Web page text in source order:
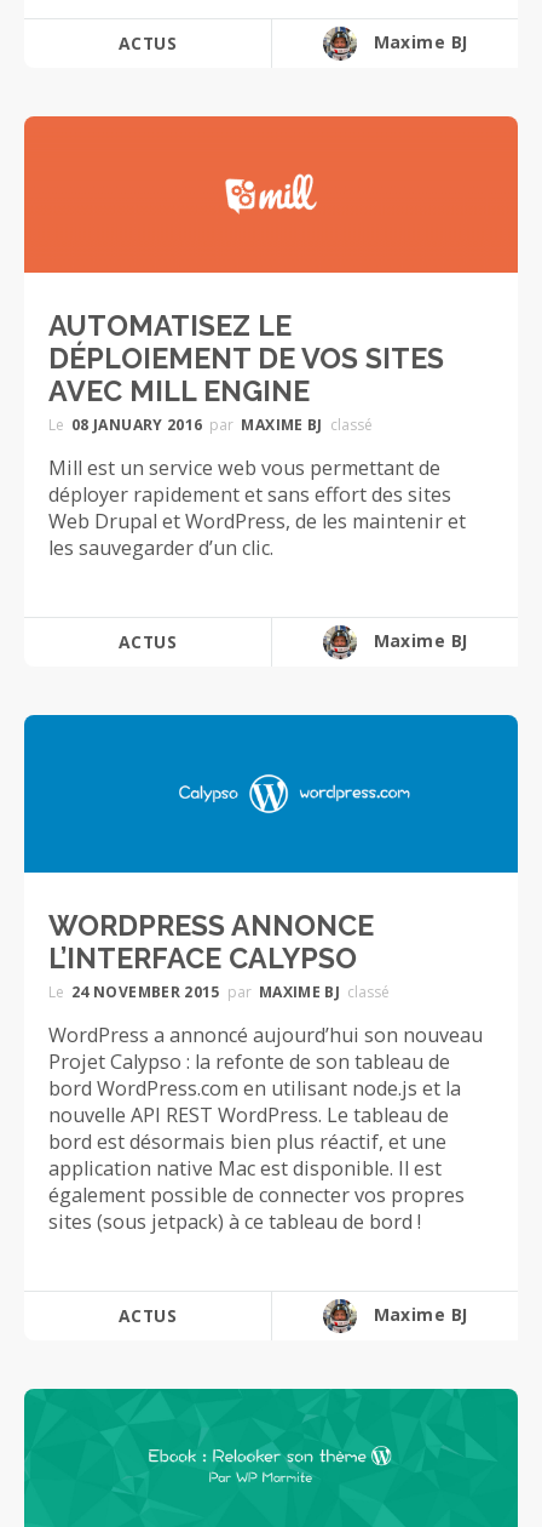
ACTUS Maxime BJ
AUTOMATISEZ LE
DÉPLOIEMENT DE VOS SITES
AVEC MILL ENGINE
Le 08 JANUARY 2016 par MAXIME BJ classé
Mill est un service web vous permettant de
déployer rapidement et sans effort des sites
Web Drupal et WordPress, de les maintenir et
les sauvegarder d’un clic.
ACTUS Maxime BJ
WORDPRESS ANNONCE
L’INTERFACE CALYPSO
Le 24 NOVEMBER 2015 par MAXIME BJ classé
WordPress a annoncé aujourd’hui son nouveau
Projet Calypso : la refonte de son tableau de
bord WordPress.com en utilisant node.js et la
nouvelle API REST WordPress. Le tableau de
bord est désormais bien plus réactif, et une
application native Mac est disponible. Il est
également possible de connecter vos propres
sites (sous jetpack) à ce tableau de bord !
ACTUS Maxime BJ